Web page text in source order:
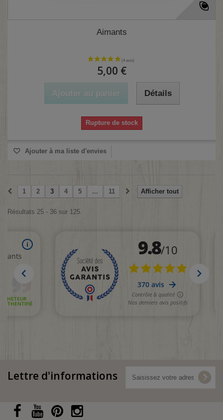
Aimants
5,00 €
Ajouter au panier Détails
Rupture de stock
Ajouter à ma liste d'envies
Afficher tout
1 2 3 4 5 ... 11
Résultats 25 - 36 sur 125.
Lettre d'informations